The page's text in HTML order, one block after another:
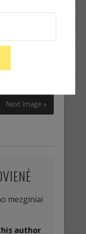
iš šiltų
iš šiltų
Next Image »
mezginiai
author